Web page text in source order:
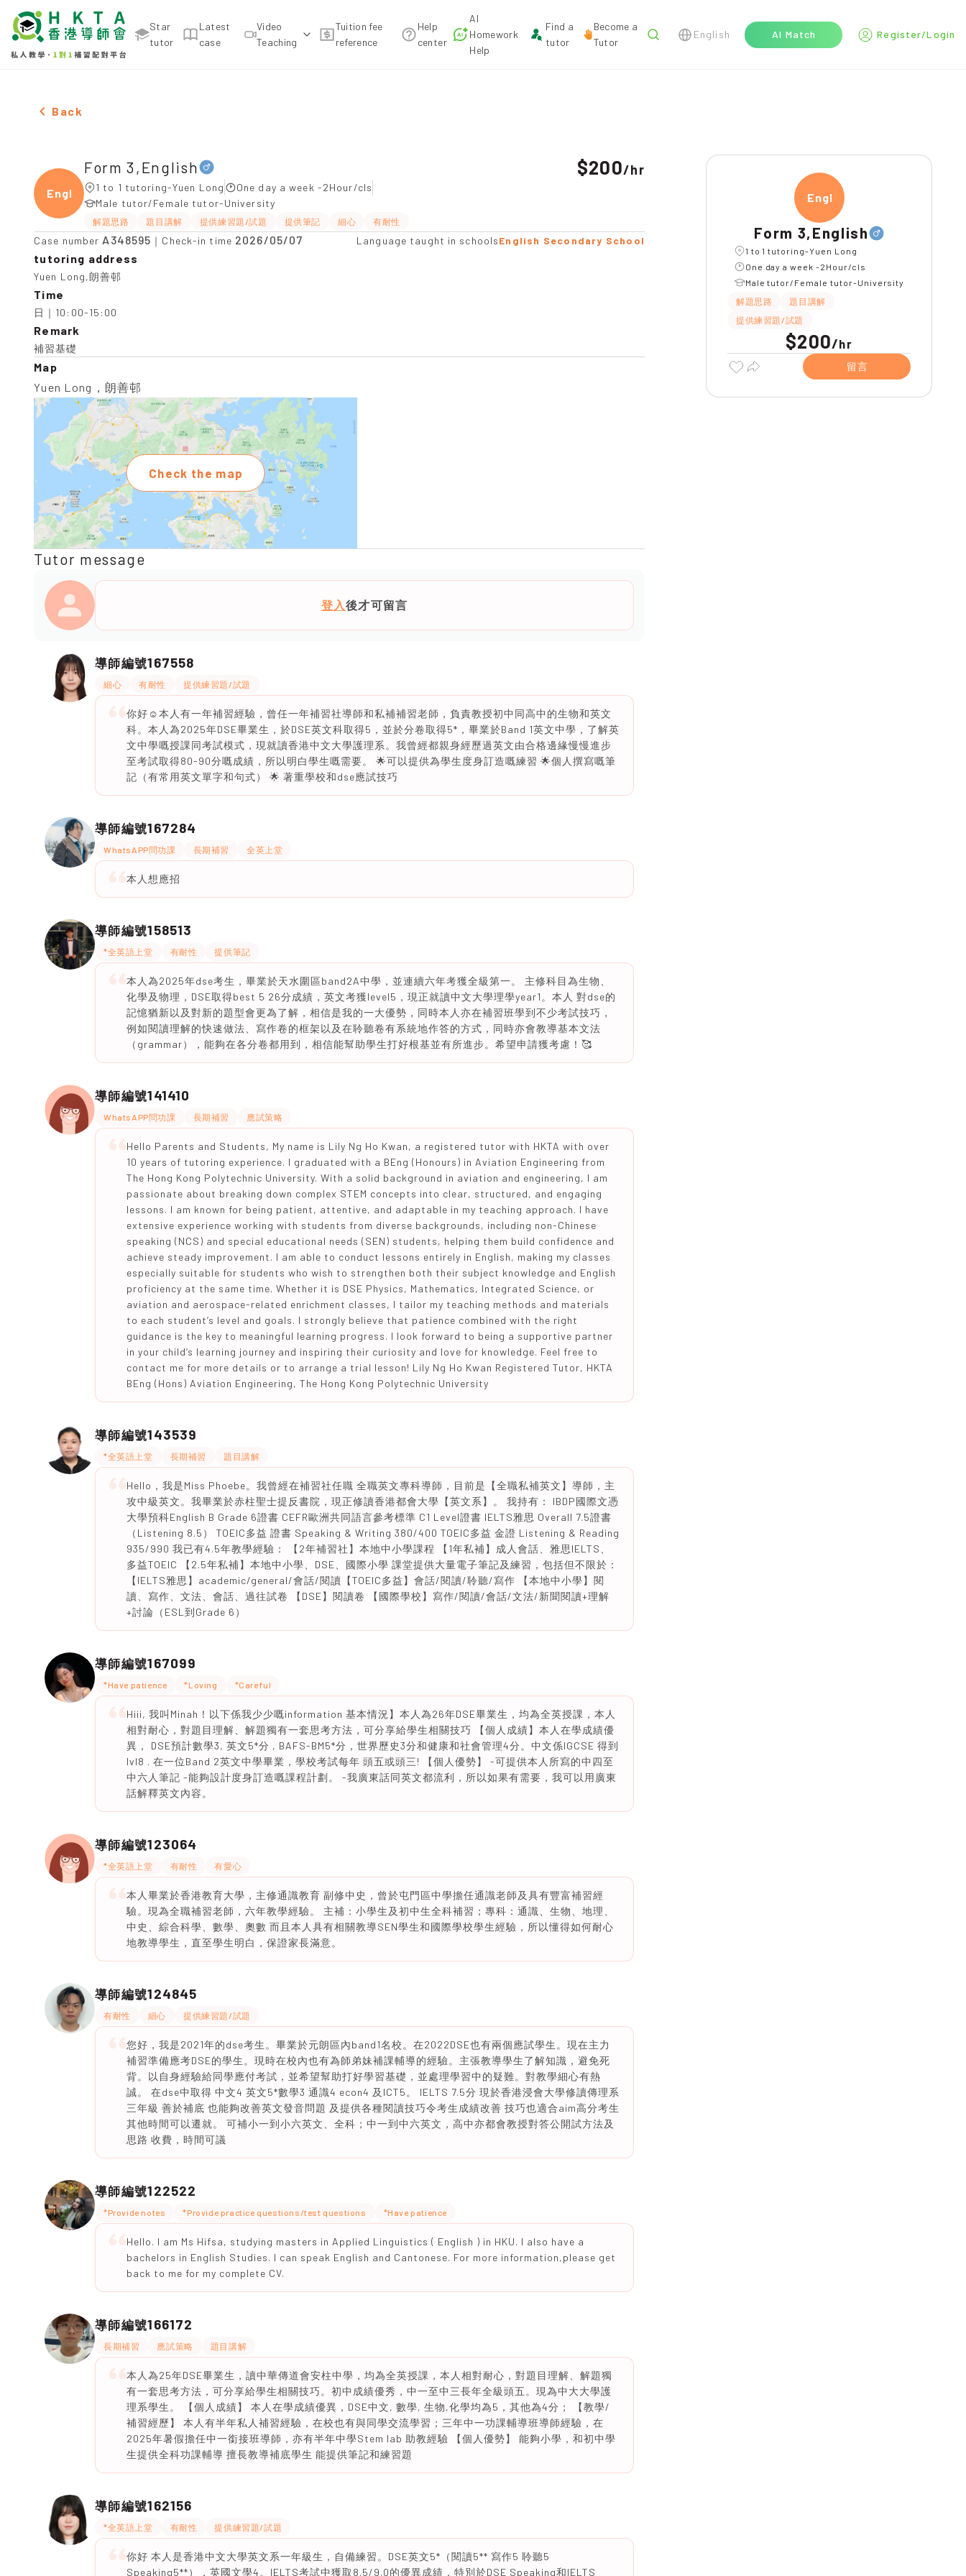
Star
tutor
Latest
case
Video
Teaching
Tuition fee
reference
Help
center
AI
Homework
Help
Find a
tutor
Become a
Tutor
English AI Match Register/Login
Male Form 3,English，Yuen Long Tuition recommendation
Back
Engli
Form 3,English
1 to 1 tutoring-Yuen Long
One day a week -2Hour/cls
Male tutor/Female tutor-University
解題思路 題目講解 提供練習題/試題 提供筆記 細心 有耐性
$200/hr
Case number A348595 ｜Check-in time 2026/05/07 Language taught in schoolsEnglish Secondary School
tutoring address
Yuen Long,朗善邨
Time
日｜10:00-15:00
Remark
補習基礎
Map
Yuen Long，朗善邨
Check the map
Tutor message
登入後才可留言
導師編號167558
細心 有耐性 提供練習題/試題
你好☺️本人有一年補習經驗，曾任一年補習社導師和私補補習老師，負責教授初中同高中的生物和英文
科。本人為2025年DSE畢業生，於DSE英文科取得5，並於分卷取得5*，畢業於Band 1英文中學，了解英
文中學嘅授課同考試模式，現就讀香港中文大學護理系。我曾經都親身經歷過英文由合格邊緣慢慢進步
至考試取得80-90分嘅成績，所以明白學生嘅需要。 🌟可以提供為學生度身訂造嘅練習 🌟個人撰寫嘅筆
記（有常用英文單字和句式） 🌟 著重學校和dse應試技巧
導師編號167284
WhatsAPP問功課 長期補習 全英上堂
本人想應招
導師編號158513
*全英語上堂 有耐性 提供筆記
本人為2025年dse考生，畢業於天水圍區band2A中學，並連續六年考獲全級第一。 主修科目為生物、
化學及物理，DSE取得best 5 26分成績，英文考獲level5，現正就讀中文大學理學year1。本人 對dse的
記憶猶新以及對新的題型會更為了解，相信是我的一大優勢，同時本人亦在補習班學到不少考試技巧，
例如閱讀理解的快速做法、寫作卷的框架以及在聆聽卷有系統地作答的方式，同時亦會教導基本文法
（grammar），能夠在各分卷都用到，相信能幫助學生打好根基並有所進步。希望申請獲考慮！🥰
導師編號141410
WhatsAPP問功課 長期補習 應試策略
Hello Parents and Students, My name is Lily Ng Ho Kwan, a registered tutor with HKTA with over
10 years of tutoring experience. I graduated with a BEng (Honours) in Aviation Engineering from
The Hong Kong Polytechnic University. With a solid background in aviation and engineering, I am
passionate about breaking down complex STEM concepts into clear, structured, and engaging
lessons. I am known for being patient, attentive, and adaptable in my teaching approach. I have
extensive experience working with students from diverse backgrounds, including non-Chinese
speaking (NCS) and special educational needs (SEN) students, helping them build confidence and
achieve steady improvement. I am able to conduct lessons entirely in English, making my classes
especially suitable for students who wish to strengthen both their subject knowledge and English
proficiency at the same time. Whether it is DSE Physics, Mathematics, Integrated Science, or
aviation and aerospace-related enrichment classes, I tailor my teaching methods and materials
to each student’s level and goals. I strongly believe that patience combined with the right
guidance is the key to meaningful learning progress. I look forward to being a supportive partner
in your child’s learning journey and inspiring their curiosity and love for knowledge. Feel free to
contact me for more details or to arrange a trial lesson! Lily Ng Ho Kwan Registered Tutor, HKTA
BEng (Hons) Aviation Engineering, The Hong Kong Polytechnic University
導師編號143539
*全英語上堂 長期補習 題目講解
Hello，我是Miss Phoebe。我曾經在補習社任職 全職英文專科導師，目前是【全職私補英文】導師，主
攻中級英文。我畢業於赤柱聖士提反書院，現正修讀香港都會大學【英文系】。 我持有： IBDP國際文憑
大學預科English B Grade 6證書 CEFR歐洲共同語言參考標準 C1 Level證書 IELTS雅思 Overall 7.5證書
（Listening 8.5） TOEIC多益 證書 Speaking & Writing 380/400 TOEIC多益 金證 Listening & Reading
935/990 我已有4.5年教學經驗： 【2年補習社】本地中小學課程 【1年私補】成人會話、雅思IELTS、
多益TOEIC 【2.5年私補】本地中小學、DSE、國際小學 課堂提供大量電子筆記及練習，包括但不限於：
【IELTS雅思】academic/general/會話/閱讀【TOEIC多益】會話/閱讀/聆聽/寫作 【本地中小學】閱
讀、寫作、文法、會話、過往試卷 【DSE】閱讀卷 【國際學校】寫作/閱讀/會話/文法/新聞閱讀+理解
+討論（ESL到Grade 6）
導師編號167099
*Have patience *Loving *Careful
Hiii, 我叫Minah！以下係我少少嘅information 基本情況】本人為26年DSE畢業生，均為全英授課，本人
相對耐心，對題目理解、解題獨有一套思考方法，可分享給學生相關技巧 【個人成績】本人在學成績優
異， DSE預計數學3, 英文5*分 , BAFS-BM5*分，世界歷史3分和健康和社會管理4分。中文係IGCSE 得到
lvl8 . 在一位Band 2英文中學畢業，學校考試每年 頭五或頭三! 【個人優勢】 -可提供本人所寫的中四至
中六人筆記 -能夠設計度身訂造嘅課程計劃。 -我廣東話同英文都流利，所以如果有需要，我可以用廣東
話解釋英文內容。
導師編號123064
*全英語上堂 有耐性 有愛心
本人畢業於香港教育大學，主修通識教育 副修中史，曾於屯門區中學擔任通識老師及具有豐富補習經
驗。現為全職補習老師，六年教學經驗。 主補：小學生及初中生全科補習；專科：通識、生物、地理、
中史、綜合科學、數學、奧數 而且本人具有相關教導SEN學生和國際學校學生經驗，所以懂得如何耐心
地教導學生，直至學生明白，保證家長滿意。
導師編號124845
有耐性 細心 提供練習題/試題
您好，我是2021年的dse考生。畢業於元朗區內band1名校。在2022DSE也有兩個應試學生。現在主力
補習準備應考DSE的學生。現時在校內也有為師弟妹補課輔導的經驗。主張教導學生了解知識，避免死
背。以自身經驗給同學應付考試，並希望幫助打好學習基礎，並處理學習中的疑難。對教學細心有熱
誠。 在dse中取得 中文4 英文5*數學3 通識4 econ4 及ICT5。 IELTS 7.5分 現於香港浸會大學修讀傳理系
三年級 善於補底 也能夠改善英文發音問題 及提供各種閱讀技巧令考生成績改善 技巧也適合aim高分考生
其他時間可以遷就。 可補小一到小六英文、全科；中一到中六英文，高中亦都會教授對答公開試方法及
思路 收費，時間可議
導師編號122522
*Provide notes *Provide practice questions/test questions *Have patience
Hello. I am Ms Hifsa, studying masters in Applied Linguistics ( English ) in HKU. I also have a
bachelors in English Studies. I can speak English and Cantonese. For more information,please get
back to me for my complete CV.
導師編號166172
長期補習 應試策略 題目講解
本人為25年DSE畢業生，讀中華傳道會安柱中學，均為全英授課，本人相對耐心，對題目理解、解題獨
有一套思考方法，可分享給學生相關技巧。初中成績優秀，中一至中三長年全級頭五。現為中大大學護
理系學生。 【個人成績】 本人在學成績優異，DSE中文, 數學, 生物,化學均為5，其他為4分； 【教學/
補習經歷】 本人有半年私人補習經驗，在校也有與同學交流學習；三年中一功課輔導班導師經驗，在
2025年暑假擔任中一銜接班導師，亦有半年中學Stem lab 助教經驗 【個人優勢】 能夠小學，和初中學
生提供全科功課輔導 擅長教導補底學生 能提供筆記和練習題
導師編號162156
*全英語上堂 有耐性 提供練習題/試題
你好 本人是香港中文大學英文系一年級生，自備練習。DSE英文5*（閱讀5** 寫作5 聆聽5
Speaking5**），英國文學4。IELTS考試中獲取8.5/9.0的優異成績，特別於DSE Speaking和IELTS
Engli
Form 3,English
1 to 1 tutoring-Yuen Long
One day a week -2Hour/cls
Male tutor/Female tutor-University
解題思路
題目講解
提供練習題/試題
$200/hr
留言